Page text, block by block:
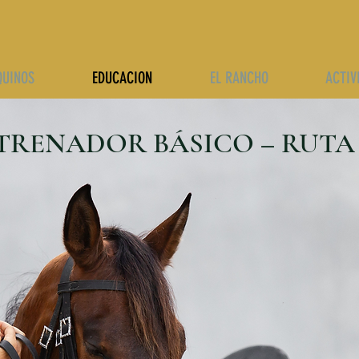
EDUCACION EL RANCHO
BÁSICO –